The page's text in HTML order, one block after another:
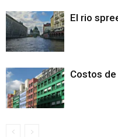
El rio
Costos